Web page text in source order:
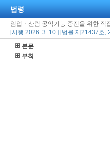
법령
임업ㆍ산림 공익기능 증진을 위한 직
[시행 2026. 3. 10.] [법률 제21437호,
본문
부칙